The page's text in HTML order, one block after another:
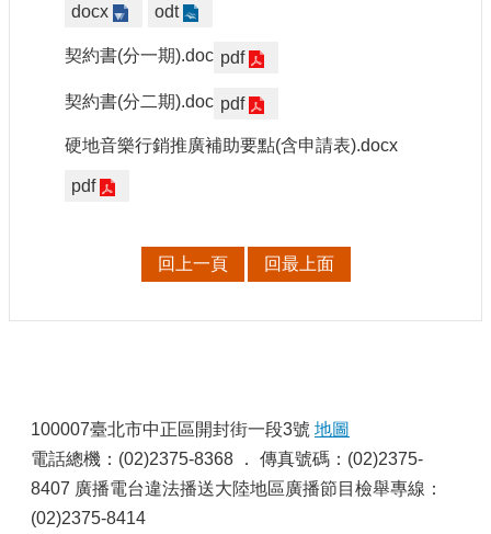
docx odt
契約書(分一期).doc pdf
契約書(分二期).doc pdf
硬地音樂行銷推廣補助要點(含申請表).docx
pdf
回上一頁 回最上面
100007臺北市中正區開封街一段3號 地圖
電話總機：(02)2375-8368 ． 傳真號碼：(02)2375-
8407 廣播電台違法播送大陸地區廣播節目檢舉專線：
(02)2375-8414